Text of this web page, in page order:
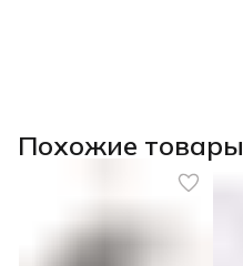
Похожие товары